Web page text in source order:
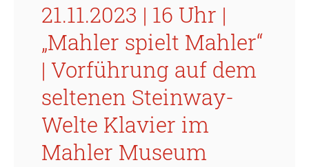
21.11.2023 | 16 Uhr |
„Mahler spielt Mahler“
| Vorführung auf dem
seltenen Steinway-
Welte Klavier im
Mahler Museum